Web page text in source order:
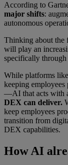
According to
major shifts:
autonomous
Thinking about the
will play an
specifically through
While platforms
keeping
—AI that acts with
DEX can deliver.
keep employees
transition from
DEX capabilities.
How AI